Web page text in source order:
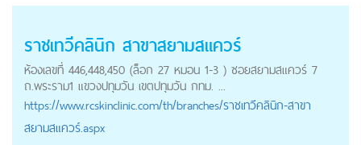
ราชเทวีคลินิก สาขาสยามสแควร์
ห้องเลขที่ 446,448,450 (ล็อก 27 หมอน 1-3 ) ซอยสยามสแควร์ 7
ถ.พระราม1 แขวงปทุมวัน เขตปทุมวัน กทม. ...
https://www.rcskinclinic.com/th/branches/ราชเทวีคลินิก-สาขา
สยามสแควร์.aspx